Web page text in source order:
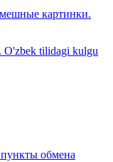
картинки.
O'zbek tilidagi kulgu
обмена